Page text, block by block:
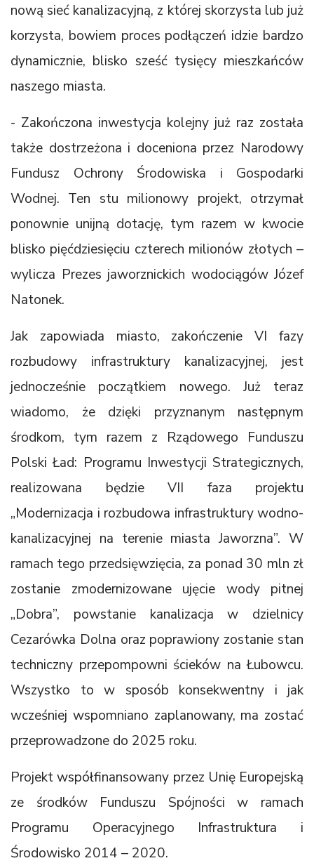
nową sieć kanalizacyjną, z której skorzysta lub już
korzysta, bowiem proces podłączeń idzie bardzo
dynamicznie, blisko sześć tysięcy mieszkańców
naszego miasta.
- Zakończona inwestycja kolejny już raz została
także dostrzeżona i doceniona przez Narodowy
Fundusz Ochrony Środowiska i Gospodarki
Wodnej. Ten stu milionowy projekt, otrzymał
ponownie unijną dotację, tym razem w kwocie
blisko pięćdziesięciu czterech milionów złotych –
wylicza Prezes jaworznickich wodociągów Józef
Natonek.
Jak zapowiada miasto, zakończenie VI fazy
rozbudowy infrastruktury kanalizacyjnej, jest
jednocześnie początkiem nowego. Już teraz
wiadomo, że dzięki przyznanym następnym
środkom, tym razem z Rządowego Funduszu
Polski Ład: Programu Inwestycji Strategicznych,
realizowana będzie VII faza projektu
„Modernizacja i rozbudowa infrastruktury wodno-
kanalizacyjnej na terenie miasta Jaworzna”. W
ramach tego przedsięwzięcia, za ponad 30 mln zł
zostanie zmodernizowane ujęcie wody pitnej
„Dobra”, powstanie kanalizacja w dzielnicy
Cezarówka Dolna oraz poprawiony zostanie stan
techniczny przepompowni ścieków na Łubowcu.
Wszystko to w sposób konsekwentny i jak
wcześniej wspomniano zaplanowany, ma zostać
przeprowadzone do 2025 roku.
Projekt współfinansowany przez Unię Europejską
ze środków Funduszu Spójności w ramach
Programu Operacyjnego Infrastruktura i
Środowisko 2014 – 2020.